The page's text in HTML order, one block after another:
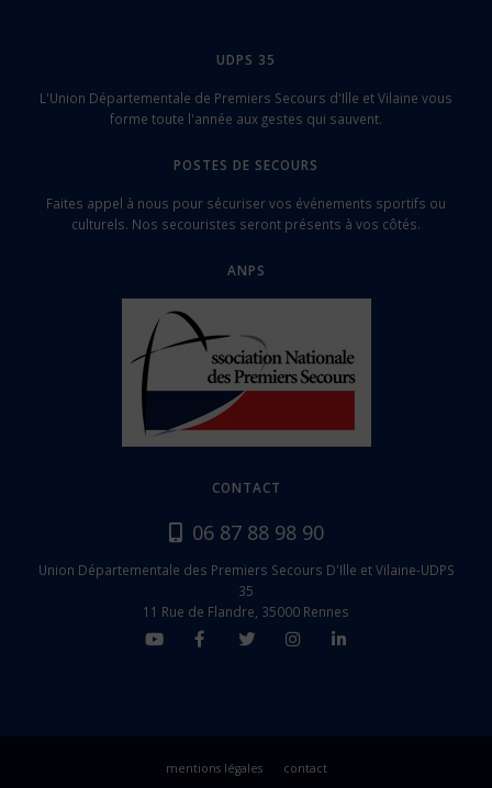
UDPS 35
L'Union Départementale de Premiers Secours d'Ille et Vilaine vous
forme toute l'année aux gestes qui sauvent.
POSTES DE SECOURS
Faites appel à nous pour sécuriser vos événements sportifs ou
culturels. Nos secouristes seront présents à vos côtés.
ANPS
CONTACT
06 87 88 98 90
Union Départementale des Premiers Secours D'Ille et Vilaine-UDPS
35
11 Rue de Flandre, 35000 Rennes
mentions légales contact